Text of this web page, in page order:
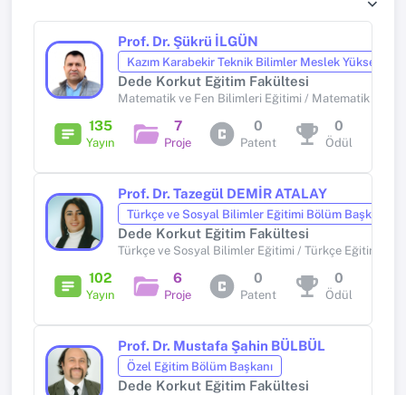
Prof. Dr. Şükrü İLGÜN
Kazım Karabekir Teknik Bilimler Meslek
Dede Korkut Eğitim Fakültesi
Matematik ve Fen Bilimleri Eğitimi / Matematik
135
Yayın
7
Proje
0
Patent
0
Ödül
Prof. Dr. Tazegül DEMİR ATALAY
Türkçe ve Sosyal Bilimler Eğitimi Bölüm Başkanı
Dede Korkut Eğitim Fakültesi
Türkçe ve Sosyal Bilimler Eğitimi / Türkçe Eğitimi
102
Yayın
6
Proje
0
Patent
0
Ödül
Prof. Dr. Mustafa Şahin BÜLBÜL
Özel Eğitim Bölüm Başkanı
Dede Korkut Eğitim Fakültesi